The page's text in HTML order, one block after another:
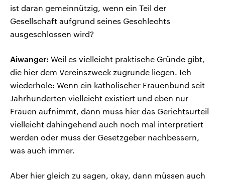
ist daran gemeinnützig, wenn ein Teil der
Gesellschaft aufgrund seines Geschlechts
ausgeschlossen wird?
Aiwanger: Weil es vielleicht praktische Gründe gibt,
die hier dem Vereinszweck zugrunde liegen. Ich
wiederhole: Wenn ein katholischer Frauenbund seit
Jahrhunderten vielleicht existiert und eben nur
Frauen aufnimmt, dann muss hier das Gerichtsurteil
vielleicht dahingehend auch noch mal interpretiert
werden oder muss der Gesetzgeber nachbessern,
was auch immer.
Aber hier gleich zu sagen, okay, dann müssen auch